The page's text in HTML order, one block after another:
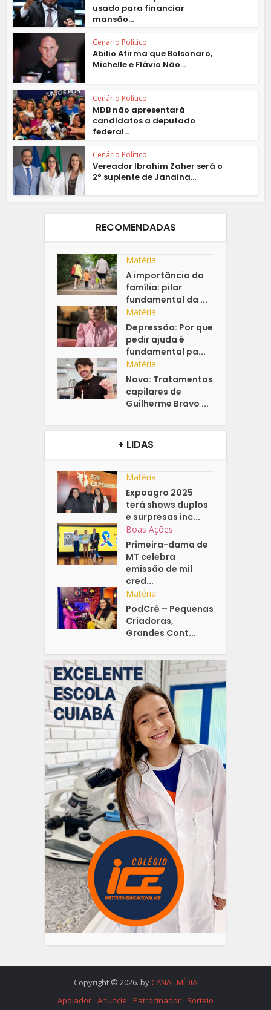
usado para financiar
mansão...
Cenário Político
Abilio Afirma que Bolsonaro,
Michelle e Flávio Não...
Cenário Político
MDB não apresentará
candidatos a deputado
federal...
Cenário Político
Vereador Ibrahim Zaher será o
2º suplente de Janaina...
RECOMENDADAS
Matéria
A importância da
família: pilar
fundamental da ...
Matéria
Depressão: Por que
pedir ajuda é
fundamental pa...
Matéria
Novo: Tratamentos
capilares de
Guilherme Bravo ...
+ LIDAS
Matéria
Expoagro 2025
terá shows duplos
e surpresas inc...
Boas Ações
Primeira-dama de
MT celebra
emissão de mil
cred...
Matéria
PodCrê – Pequenas
Criadoras,
Grandes Cont...
Copyright © 2026. by CANAL MÍDIA
Apoiador Anuncie Patrocinador Sorteio